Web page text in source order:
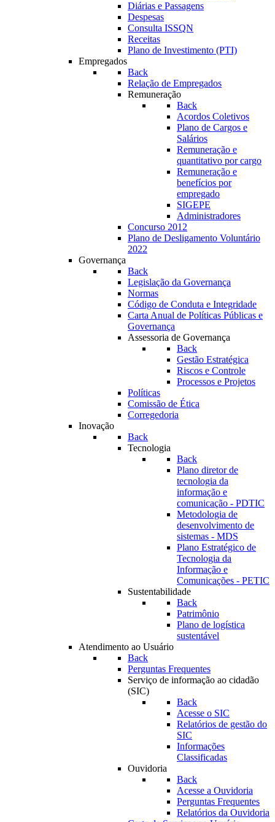
Diárias e Passagens
Despesas
Consulta ISSQN
Receitas
Plano de Investimento (PTI)
Empregados
Back
Relação de Empregados
Remuneração
Back
Acordos Coletivos
Plano de Cargos e
Salários
Remuneração e
quantitativo por cargo
Remuneração e
benefícios por
empregado
SIGEPE
Administradores
Concurso 2012
Plano de Desligamento Voluntário
2022
Governança
Back
Legislação da Governança
Normas
Código de Conduta e Integridade
Carta Anual de Políticas Públicas e
Governança
Assessoria de Governança
Back
Gestão Estratégica
Riscos e Controle
Processos e Projetos
Políticas
Comissão de Ética
Corregedoria
Inovação
Back
Tecnologia
Back
Plano diretor de
tecnologia da
informação e
comunicação - PDTIC
Metodologia de
desenvolvimento de
sistemas - MDS
Plano Estratégico de
Tecnologia da
Informação e
Comunicações - PETIC
Sustentabilidade
Back
Patrimônio
Plano de logística
sustentável
Atendimento ao Usuário
Back
Perguntas Frequentes
Serviço de informação ao cidadão
(SIC)
Back
Acesse o SIC
Relatórios de gestão do
SIC
Informações
Classificadas
Ouvidoria
Back
Acesse a Ouvidoria
Perguntas Frequentes
Relatórios da Ouvidoria